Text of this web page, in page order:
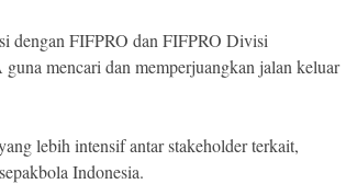
dengan FIFPRO dan FIFPRO Divisi
mencari dan memperjuangkan jalan keluar
lebih intensif antar stakeholder terkait,
Indonesia.